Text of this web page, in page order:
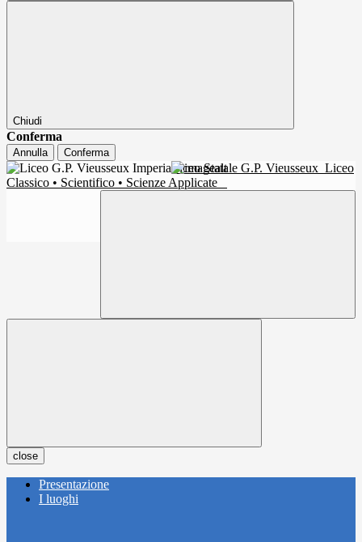
Chiudi
Conferma
Annulla Conferma
Liceo Statale G.P. Vieusseux Liceo
Classico • Scientifico • Scienze Applicate
close
Presentazione
I luoghi